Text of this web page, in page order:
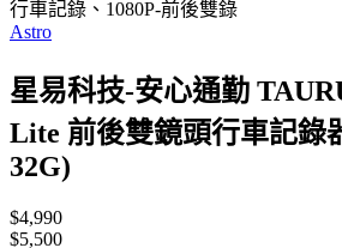
行車記錄、1080P-前後雙錄
Astro
星易科技-安心通勤
Lite 前後雙鏡頭行車記錄
32G)
$4,990
$5,500